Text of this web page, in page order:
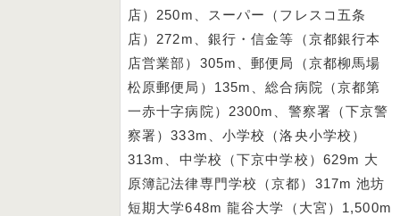
店）250m、スーパー（フレスコ五条
店）272m、銀行・信金等（京都銀行本
店営業部）305m、郵便局（京都柳馬場
松原郵便局）135m、総合病院（京都第
一赤十字病院）2300m、警察署（下京警
察署）333m、小学校（洛央小学校）
313m、中学校（下京中学校）629m 大
原簿記法律専門学校（京都）317m 池坊
短期大学648m 龍谷大学（大宮）1,500m